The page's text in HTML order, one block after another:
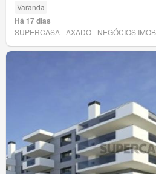
Varanda
Há 17 dias
SUPERCASA - AXADO - NEGÓCIOS